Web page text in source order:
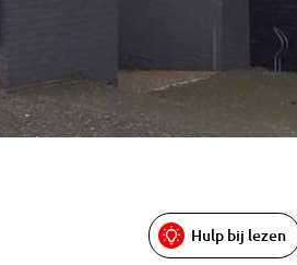
Hulp bij lezen